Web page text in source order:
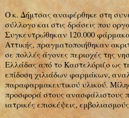
Ο κ. Δήμτσας αναφέρθηκε στη
σύλλογο και στις δράσεις που
Συγκεντρώθηκαν 120.000
Αττικής, πραγματοποιήθηκαν
σε πολλές άγονες περιοχές της
Ελλάδας από το Καστελόριζο ως
επίδοση χιλιάδων φαρμάκων,
παραφαρμακευτικού υλικού.
προσφορά στους ανασφάλιστους
ιατρικές επισκέψεις,